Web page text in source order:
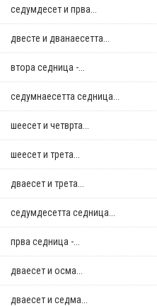
седумдесет и прва...
двестe и дванаесетта...
втора седница -...
седумнаесетта седница...
шеесет и четврта...
шеесет и трета...
дваесет и трета...
седумдесетта седница...
прва седница -...
дваесет и осма...
дваесет и седма...